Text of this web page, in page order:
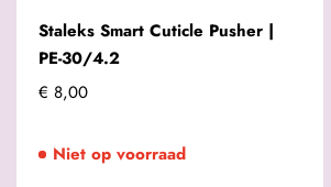
Staleks Smart Cuticle Pusher |
PE-30/4.2
€ 8,00
Niet op voorraad